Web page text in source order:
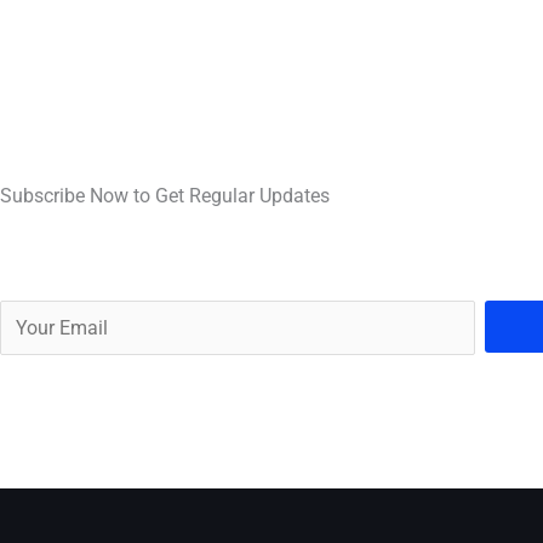
Subscribe Now to Get Regular Updates
m
*